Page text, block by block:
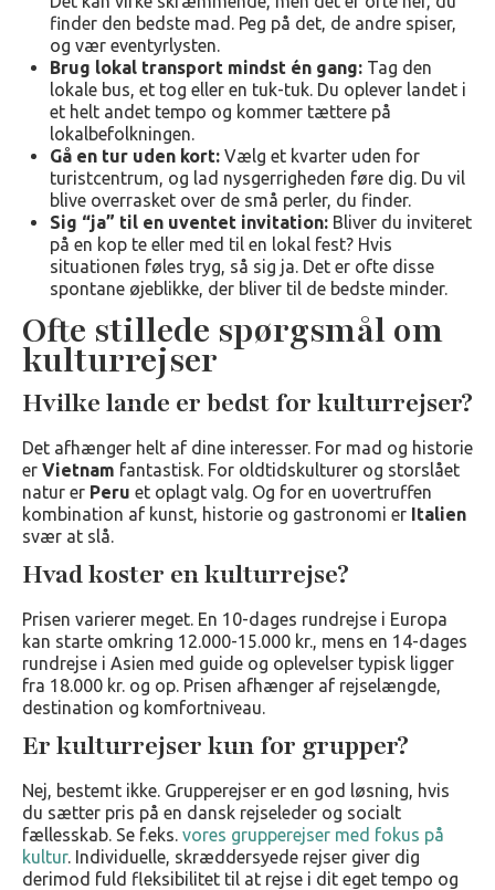
finder den bedste mad. Peg på det, de andre spiser,
og vær eventyrlysten.
Brug lokal transport mindst én gang: Tag den
lokale bus, et tog eller en tuk-tuk. Du oplever landet i
et helt andet tempo og kommer tættere på
lokalbefolkningen.
Gå en tur uden kort: Vælg et kvarter uden for
turistcentrum, og lad nysgerrigheden føre dig. Du vil
blive overrasket over de små perler, du finder.
Sig “ja” til en uventet invitation: Bliver du inviteret
på en kop te eller med til en lokal fest? Hvis
situationen føles tryg, så sig ja. Det er ofte disse
spontane øjeblikke, der bliver til de bedste minder.
Ofte stillede spørgsmål om
kulturrejser
Hvilke lande er bedst for kulturrejser?
Det afhænger helt af dine interesser. For mad og historie
er Vietnam fantastisk. For oldtidskulturer og storslået
natur er Peru et oplagt valg. Og for en uovertruffen
kombination af kunst, historie og gastronomi er Italien
svær at slå.
Hvad koster en kulturrejse?
Prisen varierer meget. En 10-dages rundrejse i Europa
kan starte omkring 12.000-15.000 kr., mens en 14-dages
rundrejse i Asien med guide og oplevelser typisk ligger
fra 18.000 kr. og op. Prisen afhænger af rejselængde,
destination og komfortniveau.
Er kulturrejser kun for grupper?
Nej, bestemt ikke. Grupperejser er en god løsning, hvis
du sætter pris på en dansk rejseleder og socialt
fællesskab. Se f.eks. vores grupperejser med fokus på
kultur. Individuelle, skræddersyede rejser giver dig
derimod fuld fleksibilitet til at rejse i dit eget tempo og